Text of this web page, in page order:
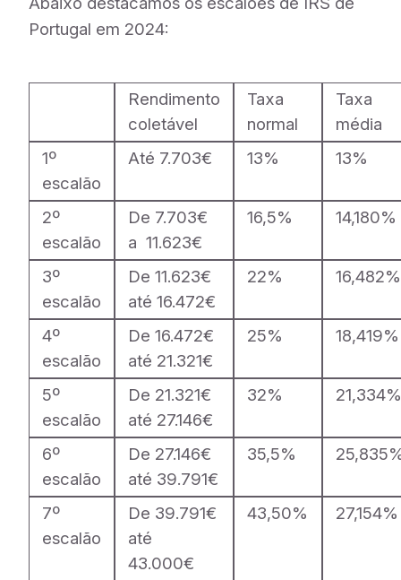
Portugal em 2024:
Rendimento
coletável
Taxa
normal
Taxa
média
1º
escalão
Até 7.703€ 13% 13%
2º
escalão
De 7.703€
a 11.623€
16,5% 14,180%
3º
escalão
De 11.623€
até 16.472€
22% 16,482%
4º
escalão
De 16.472€
até 21.321€
25% 18,419%
5º
escalão
De 21.321€
até 27.146€
32%
6º
escalão
De 27.146€
até 39.791€
35,5%
7º
escalão
De 39.791€
até
43.000€
43,50% 27,154%